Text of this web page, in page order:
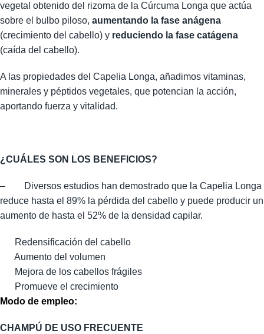
vegetal obtenido del rizoma de la Cúrcuma Longa que actúa
sobre el bulbo piloso, aumentando la fase anágena
(crecimiento del cabello) y reduciendo la fase catágena
(caída del cabello).
A las propiedades del Capelia Longa, añadimos vitaminas,
minerales y péptidos vegetales, que potencian la acción,
aportando fuerza y vitalidad.
¿CUÁLES SON LOS BENEFICIOS?
–
Diversos estudios han demostrado que la Capelia Longa
reduce hasta el 89% la pérdida del cabello y puede producir un
aumento de hasta el 52% de la densidad capilar.
Redensificación del cabello
Aumento del volumen
Mejora de los cabellos frágiles
Promueve el crecimiento
Modo de empleo:
CHAMPÚ DE USO FRECUENTE